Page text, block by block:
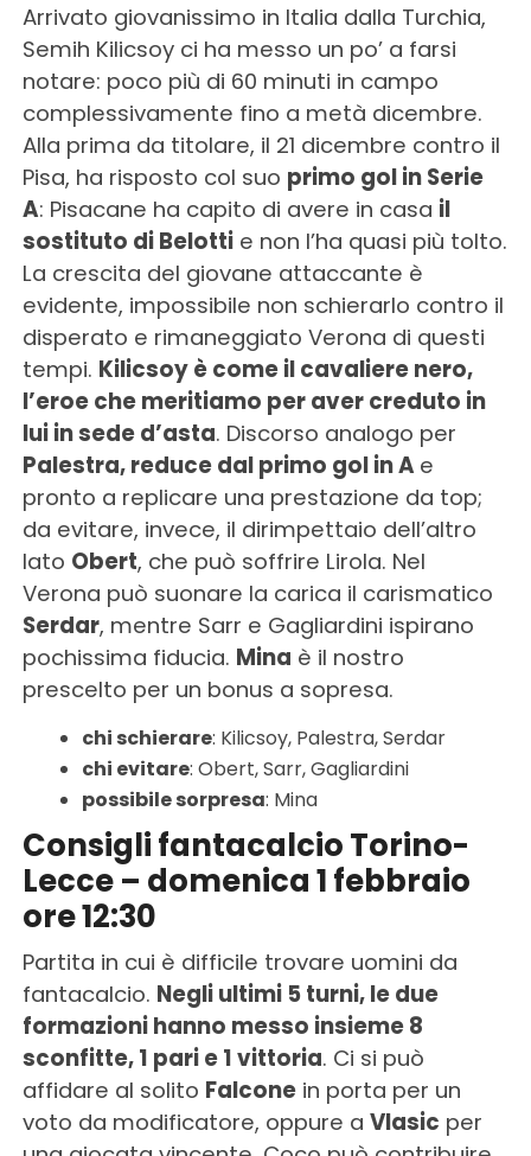
Arrivato giovanissimo in Italia dalla Turchia,
Semih Kilicsoy ci ha messo un po’ a farsi
notare: poco più di 60 minuti in campo
complessivamente fino a metà dicembre.
Alla prima da titolare, il 21 dicembre contro il
Pisa, ha risposto col suo primo gol in Serie
A: Pisacane ha capito di avere in casa il
sostituto di Belottie non l’ha quasi più tolto.
La crescita del giovane attaccante è
evidente, impossibile non schierarlo contro il
disperato e rimaneggiato Verona di questi
tempi. Kilicsoy è come il cavaliere nero,
l’eroe che meritiamo per aver creduto in
lui in sede d’asta. Discorso analogo per
Palestra, reduce dal primo gol in A e
pronto a replicare una prestazione da top;
da evitare, invece, il dirimpettaio dell’altro
lato Obert, che può soffrire Lirola. Nel
Verona può suonare la carica il carismatico
Serdar, mentre Sarr e Gagliardini ispirano
pochissima fiducia. Mina è il nostro
prescelto per un bonus a sopresa.
chi schierare: Kilicsoy, Palestra, Serdar
chi evitare: Obert, Sarr, Gagliardini
possibile sorpresa: Mina
Consigli fantacalcio Torino-
Lecce – domenica 1 febbraio
ore 12:30
Partita in cui è difficile trovare uomini da
fantacalcio. Negli ultimi 5 turni, le due
formazioni hanno messo insieme 8
sconfitte, 1 pari e 1 vittoria. Ci si può
affidare al solito Falconein porta per un
voto da modificatore, oppure a Vlasic per